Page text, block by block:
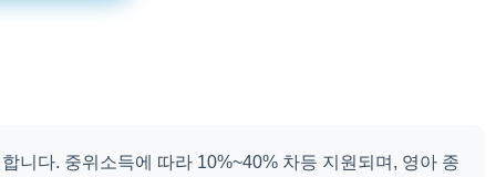
니다. 중위소득에 따라 10%~40% 차등 지원되며, 영아 종